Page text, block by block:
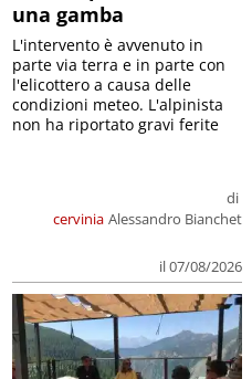
una gamba
cervinia
di
Alessandro Bianchet
il 07/08/2026
L'intervento è avvenuto in
parte via terra e in parte con
l'elicottero a causa delle
condizioni meteo. L'alpinista
non ha riportato gravi ferite